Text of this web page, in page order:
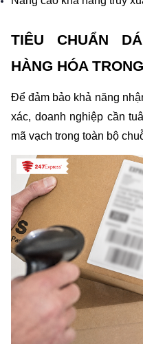
TIÊU CHUẨN
HÀNG HÓA
Để đảm bảo khả năng
xác, doanh nghiệp cần
mã vạch trong toàn bộ